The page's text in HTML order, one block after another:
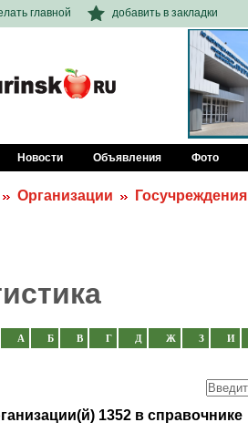
главной добавить в закладки
Новости Объявления Фото
Организации Госучреждения
А Б В Г Д Ж З И
1352 в справочнике